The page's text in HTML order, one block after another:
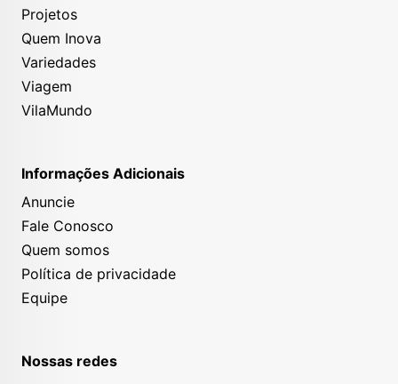
Projetos
Quem Inova
Variedades
Viagem
VilaMundo
Informações Adicionais
Anuncie
Fale Conosco
Quem somos
Política de privacidade
Equipe
Nossas redes